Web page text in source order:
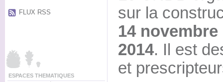
FLUX RSS
ESPACES THEMATIQUES
sur la
14 novembre
2014. Il est
et